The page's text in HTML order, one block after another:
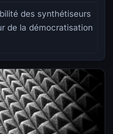
des synthétiseurs
de la démocratisation